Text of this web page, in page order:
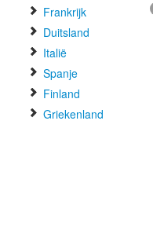
Frankrijk
Duitsland
Italië
Spanje
Finland
Griekenland